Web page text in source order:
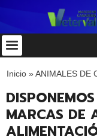
Inicio »ANIMALES DE
MARCAS DE